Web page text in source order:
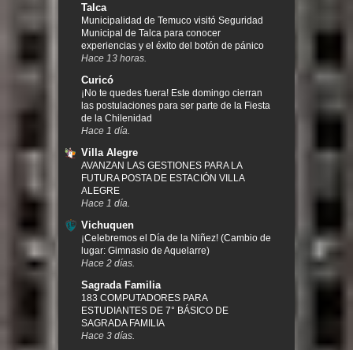
Talca
Municipalidad de Temuco visitó Seguridad
Municipal de Talca para conocer
experiencias y el éxito del botón de pánico
Hace 13 horas.
Curicó
¡No te quedes fuera! Este domingo cierran
las postulaciones para ser parte de la Fiesta
de la Chilenidad
Hace 1 día.
Villa Alegre
AVANZAN LAS GESTIONES PARA LA
FUTURA POSTA DE ESTACIÓN VILLA
ALEGRE
Hace 1 día.
Vichuquen
¡Celebremos el Día de la Niñez! (Cambio de
lugar: Gimnasio de Aquelarre)
Hace 2 días.
Sagrada Familia
183 COMPUTADORES PARA
ESTUDIANTES DE 7° BÁSICO DE
SAGRADA FAMILIA
Hace 3 días.